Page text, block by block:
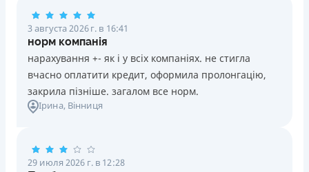
3 августа 2026 г. в 16:41
норм компанія
нарахування +- як і у всіх компаніях. не стигла
вчасно оплатити кредит, оформила пролонгацію,
закрила пізніше. загалом все норм.
Ірина, Вінниця
29 июля 2026 г. в 12:28